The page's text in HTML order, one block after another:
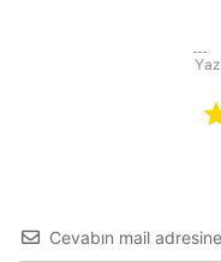
Cevabın mail